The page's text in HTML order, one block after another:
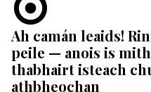
Ah camán leaids!
peile — anois is
thabhairt isteach
athbheochan